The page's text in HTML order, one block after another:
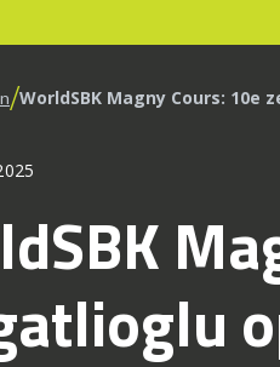
/WorldSBK Magny Cours: 10e